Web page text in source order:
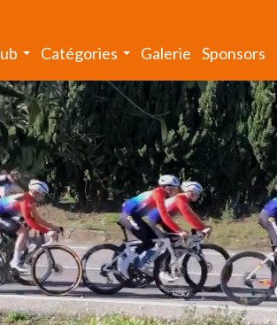
Catégories Galerie Sponsors